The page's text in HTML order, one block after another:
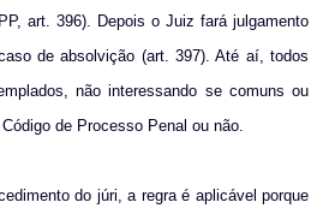
art. 396). Depois o Juiz fará julgamento
de absolvição (art. 397). Até aí, todos
não interessando se comuns ou
de Processo Penal ou não.
do júri, a regra é aplicável porque